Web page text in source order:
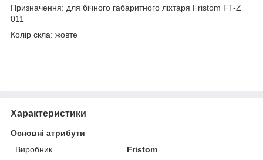
Призначення: для бічного габаритного ліхтаря Fristom FT-Z
011
Колір скла: жовте
Характеристики
Основні атрибути
Виробник
Fristom